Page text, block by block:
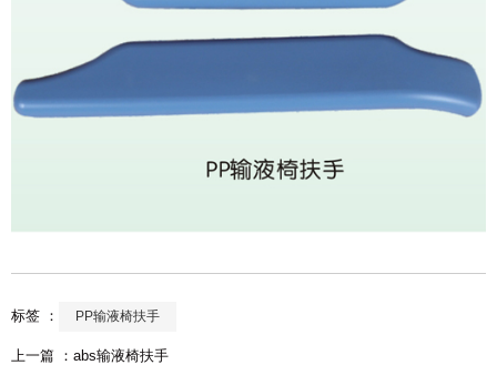
标签 ： PP输液椅扶手
上一篇 ： abs输液椅扶手